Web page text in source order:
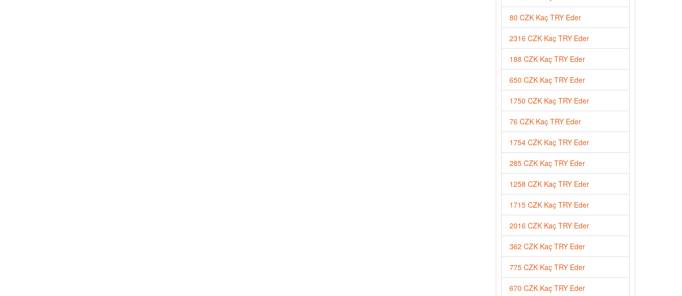
80 CZK Kaç TRY Eder
2316 CZK Kaç TRY Eder
188 CZK Kaç TRY Eder
650 CZK Kaç TRY Eder
1750 CZK Kaç TRY Eder
76 CZK Kaç TRY Eder
1754 CZK Kaç TRY Eder
285 CZK Kaç TRY Eder
1258 CZK Kaç TRY Eder
1715 CZK Kaç TRY Eder
2016 CZK Kaç TRY Eder
362 CZK Kaç TRY Eder
775 CZK Kaç TRY Eder
670 CZK Kaç TRY Eder